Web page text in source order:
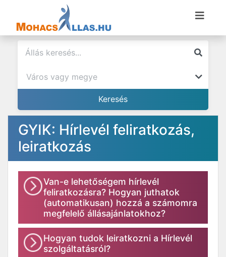
GYIK: Hírlevél feliratkozás,
leiratkozás
Van-e lehetőségem hírlevél
feliratkozásra? Hogyan juthatok
(automatikusan) hozzá a számomra
megfelelő állásajánlatokhoz?
Hogyan tudok leiratkozni a Hírlevél
szolgáltatásról?